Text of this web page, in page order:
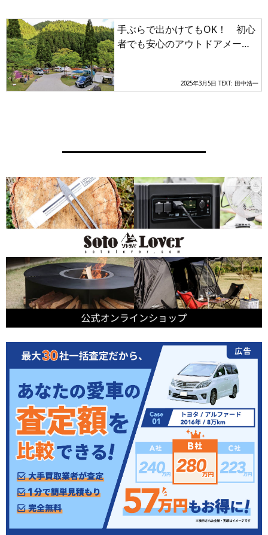
手ぶらで出かけてもOK！ 初心
者でも安心のアウトドアメーカ
2025年3月5日 TEXT: 田中浩一